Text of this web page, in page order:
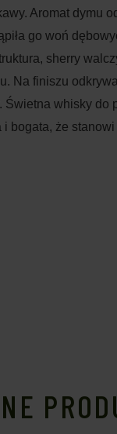
Aromat dymu
go woń
sherry
Na finiszu
Świetna whisky do
i bogata, że